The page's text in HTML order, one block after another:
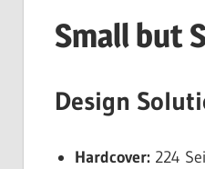
Small but
Design
Hardcover: 224